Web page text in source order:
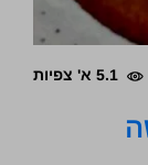
5.1 א' צפיות